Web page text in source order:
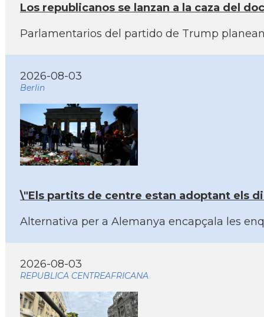
Los republicanos se lanzan a la caza del
Parlamentarios del partido de Trump
2026-08-03
Berlin
\"Els partits de centre estan adoptant els
Alternativa per a Alemanya encapçala les
2026-08-03
REPUBLICA CENTREAFRICANA